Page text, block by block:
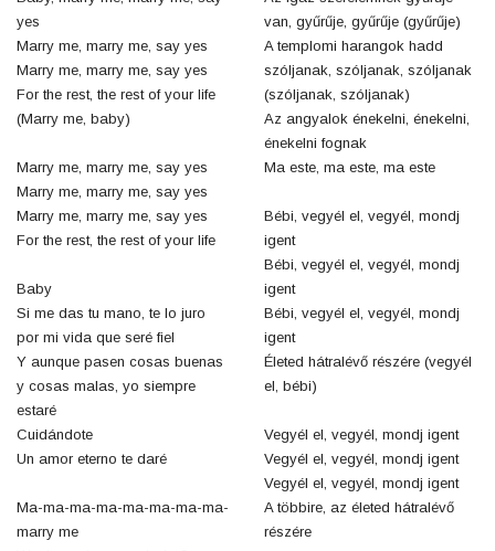
yes
Marry me, marry me, say yes
Marry me, marry me, say yes
For the rest, the rest of your life
(Marry me, baby)
Marry me, marry me, say yes
Marry me, marry me, say yes
Marry me, marry me, say yes
For the rest, the rest of your life
Baby
Si me das tu mano, te lo juro
por mi vida que seré fiel
Y aunque pasen cosas buenas
y cosas malas, yo siempre
estaré
Cuidándote
Un amor eterno te daré
Ma-ma-ma-ma-ma-ma-ma-ma-
marry me
van, gyűrűje, gyűrűje (gyűrűje)
A templomi harangok hadd
szóljanak, szóljanak, szóljanak
(szóljanak, szóljanak)
Az angyalok énekelni, énekelni,
énekelni fognak
Ma este, ma este, ma este
Bébi, vegyél el, vegyél, mondj
igent
Bébi, vegyél el, vegyél, mondj
igent
Bébi, vegyél el, vegyél, mondj
igent
Életed hátralévő részére (vegyél
el, bébi)
Vegyél el, vegyél, mondj igent
Vegyél el, vegyél, mondj igent
Vegyél el, vegyél, mondj igent
A többire, az életed hátralévő
részére